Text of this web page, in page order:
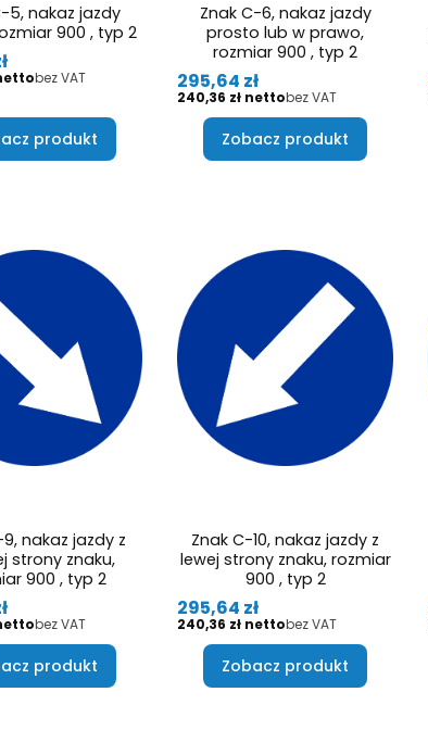
5, nakaz jazdy
900 , typ 2
bez VAT
produkt
Znak C-6, nakaz jazdy
prosto lub w prawo,
rozmiar 900 , typ 2
Cena
295,64 zł
Cena
240,36 zł bez VAT
Zobacz produkt
nakaz jazdy z
strony znaku,
900 , typ 2
bez VAT
produkt
Znak C-10, nakaz jazdy z
lewej strony znaku, rozmiar
900 , typ 2
Cena
295,64 zł
Cena
240,36 zł bez VAT
Zobacz produkt